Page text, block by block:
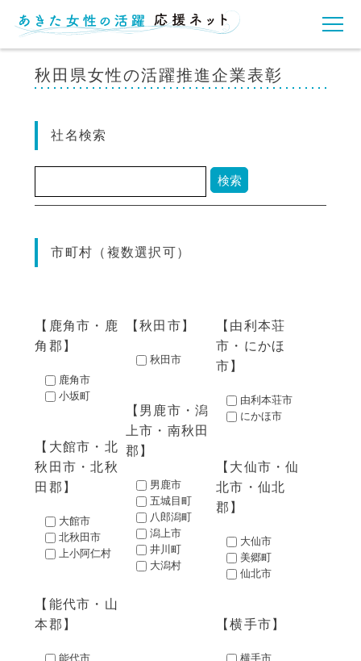
秋田県女性の活躍推進企業表彰
社名検索
市町村（複数選択可）
鹿角市・鹿
角郡
鹿角市
小坂町
大館市・北
秋田市・北秋
田郡
大館市
北秋田市
上小阿仁村
能代市・山
本郡
能代市
秋田市
秋田市
男鹿市・潟
上市・南秋田
郡
男鹿市
五城目町
八郎潟町
潟上市
井川町
大潟村
由利本荘
市・にかほ
市
由利本荘市
にかほ市
大仙市・仙
北市・仙北
郡
大仙市
美郷町
仙北市
横手市
横手市